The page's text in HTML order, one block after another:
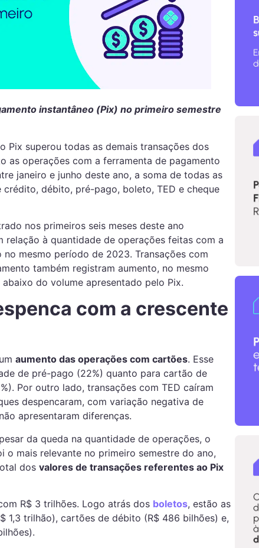
instantâneo (Pix) no primeiro semestre
Pix superou todas as demais transações dos
as operações com a ferramenta de pagamento
janeiro e junho deste ano, a soma de todas as
débito, pré-pago, boleto, TED e cheque
nos primeiros seis meses deste ano
relação à quantidade de operações feitas com a
mesmo período de 2023. Transações com
também registram aumento, no mesmo
do volume apresentado pelo Pix.
com a crescente
aumento das operações com cartões. Esse
de pré-pago (22%) quanto para cartão de
Por outro lado, transações com TED caíram
despencaram, com variação negativa de
apresentaram diferenças.
da queda na quantidade de operações, o
o mais relevante no primeiro semestre do ano,
dos valores de transações referentes ao Pix
R$ 3 trilhões. Logo atrás dos boletos, estão as
1,3 trilhão), cartões de débito (R$ 486 bilhões) e,